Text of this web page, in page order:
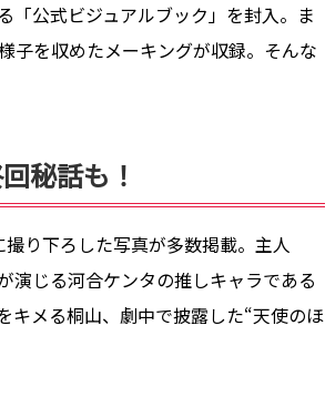
「公式ビジュアルブック」を封入。ま
子を収めたメーキングが収録。そんな
秘話も！
り下ろした写真が多数掲載。主人
演じる河合ケンタの推しキャラである
キメる桐山、劇中で披露した“天使のほ